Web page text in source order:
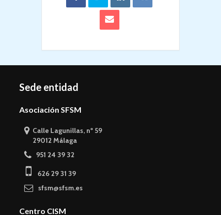
Sede entidad
Asociación SFSM
Calle Lagunillas, nº 59
29012 Málaga
951 24 39 32
626 29 31 39
sfsm@sfsm.es
Centro CISM